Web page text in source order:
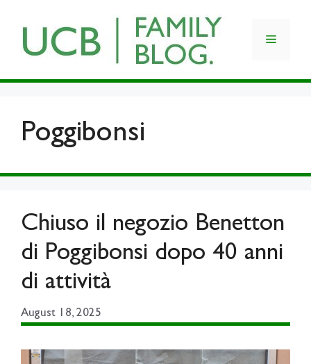
content
Menu
Poggibonsi
Chiuso il negozio Benetton
di Poggibonsi dopo 40 anni
di attività
August 18, 2025